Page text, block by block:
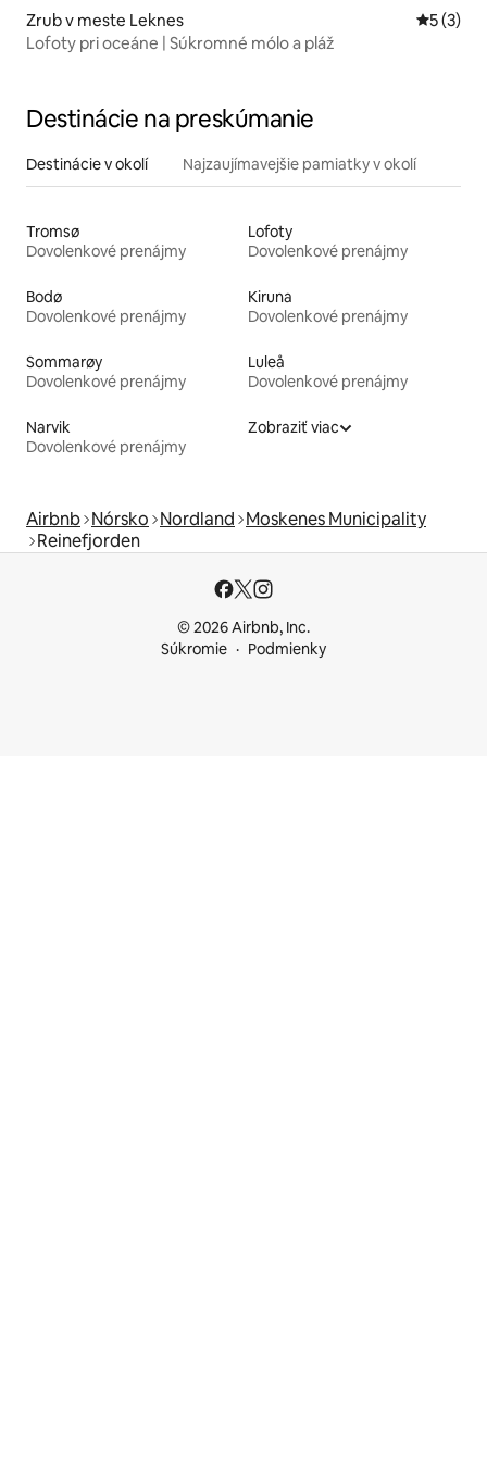
Zrub v meste Leknes
5 (3)
Lofoty pri oceáne | Súkromné mólo a pláž
Destinácie na preskúmanie
Destinácie v okolí Najzaujímavejšie pamiatky v okolí
Tromsø
Dovolenkové prenájmy
Lofoty
Dovolenkové prenájmy
Bodø
Dovolenkové prenájmy
Kiruna
Dovolenkové prenájmy
Sommarøy
Dovolenkové prenájmy
Luleå
Dovolenkové prenájmy
Narvik
Dovolenkové prenájmy
Zobraziť viac
Airbnb Nórsko Nordland Moskenes Municipality
Reinefjorden
© 2026 Airbnb, Inc.
Súkromie
Podmienky